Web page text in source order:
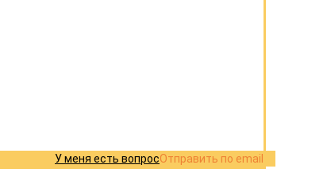
Отправить по email
У меня есть вопрос